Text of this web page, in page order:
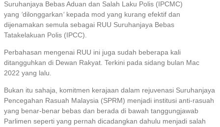
Suruhanjaya Bebas Aduan dan Salah Laku Polis (IPCMC)
yang ‘dilonggarkan‘ kepada mod yang kurang efektif dan
dijenamakan semula sebagai RUU Suruhanjaya Bebas
Tatakelakuan Polis (IPCC).
Perbahasan mengenai RUU ini juga sudah beberapa kali
ditangguhkan di Dewan Rakyat. Terkini pada sidang bulan Mac
2022 yang lalu.
Bukan itu sahaja, komitmen kerajaan dalam rejuvenasi Suruhanjaya
Pencegahan Rasuah Malaysia (SPRM) menjadi institusi anti-rasuah
yang benar-benar bebas dan berada di bawah tanggungjawab
Parlimen seperti yang pernah dicadangkan dahulu menjadi salah